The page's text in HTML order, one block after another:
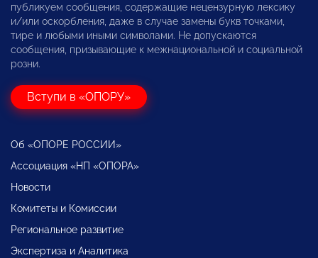
публикуем сообщения, содержащие нецензурную лексику
и/или оскорбления, даже в случае замены букв точками,
тире и любыми иными символами. Не допускаются
сообщения, призывающие к межнациональной и социальной
розни.
Вступи в «ОПОРУ»
Об «ОПОРЕ РОССИИ»
Ассоциация «НП «ОПОРА»
Новости
Комитеты и Комиссии
Региональное развитие
Экспертиза и Аналитика